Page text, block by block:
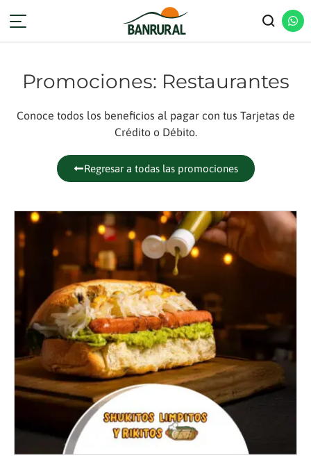
Promociones: Restaurantes
Conoce todos los beneficios al pagar con tus Tarjetas de
Crédito o Débito.
Regresar a todas las promociones